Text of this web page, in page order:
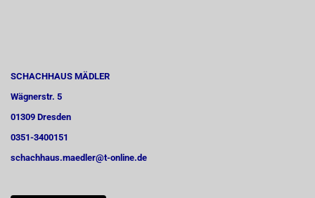
SCHACHHAUS MÄDLER
Wägnerstr. 5
01309 Dresden
0351-3400151
schachhaus.maedler@t-online.de